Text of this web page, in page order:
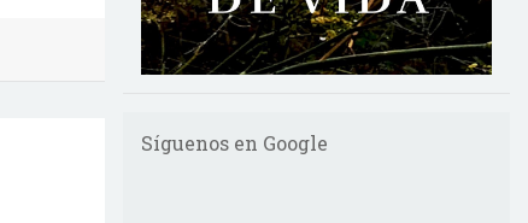
Síguenos en Google